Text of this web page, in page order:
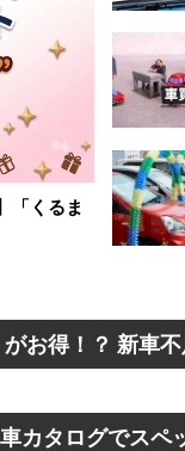
「くるま
がお得！？ 新車
カタログでスペ